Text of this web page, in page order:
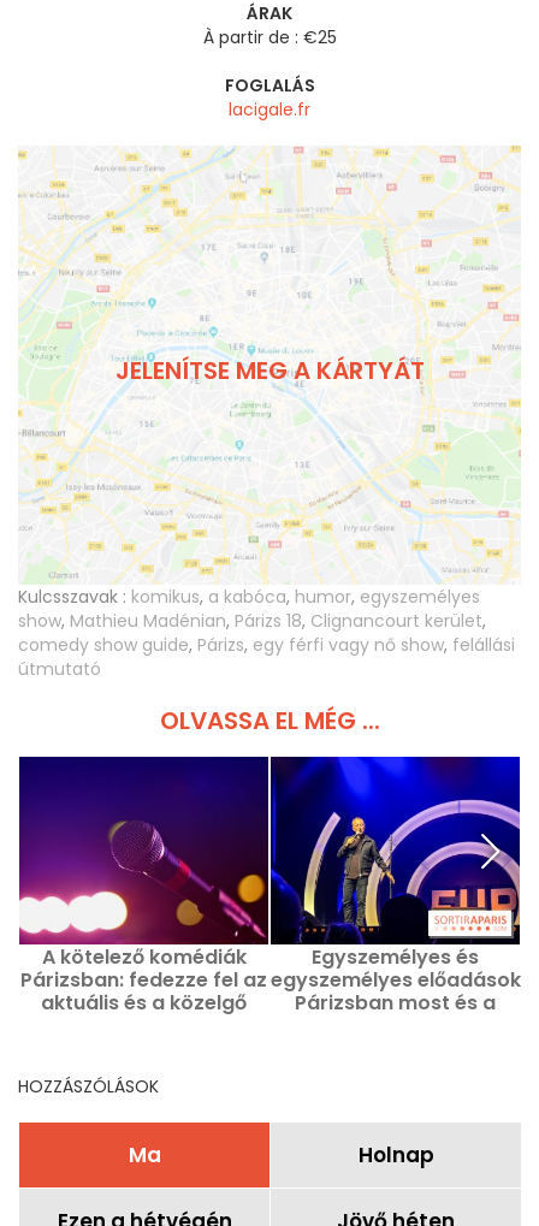
ÁRAK
À partir de : €25
FOGLALÁS
lacigale.fr
JELENÍTSE MEG A KÁRTYÁT
Kulcsszavak : komikus, a kabóca, humor, egyszemélyes
show, Mathieu Madénian, Párizs 18, Clignancourt kerület,
comedy show guide, Párizs, egy férfi vagy nő show, felállási
útmutató
OLVASSA EL MÉG ...
A kötelező komédiák
Párizsban: fedezze fel az
aktuális és a közelgő
Egyszemélyes és
egyszemélyes előadások
Párizsban most és a
HOZZÁSZÓLÁSOK
Ma Holnap